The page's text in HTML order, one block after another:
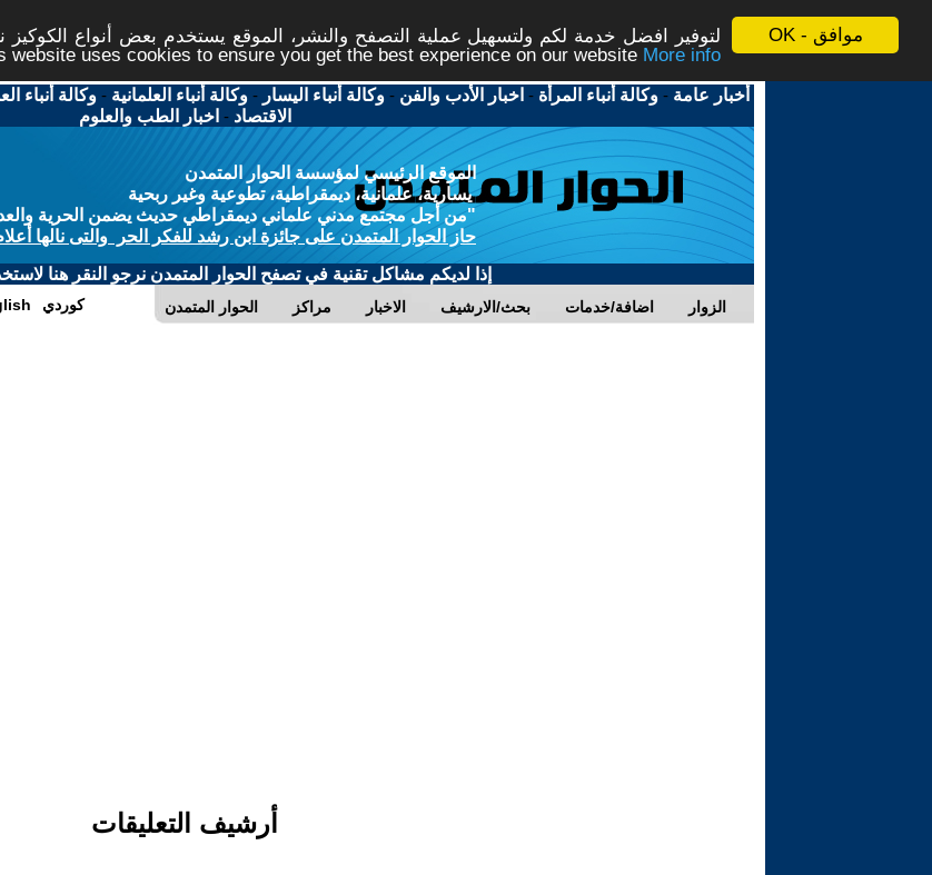
موافق - OK
لتوفير افضل خدمة لكم ولتسهيل عملية التصفح والنشر، الموقع يستخدم بعض أنواع
website uses cookies to ensure you get the best experience on our website More info - المزيد
أخبار عامة -وكالة أنباء المرأة - اخبار الأدب والفن -وكالة أنباء اليسار -وكالة أنباء العلمانية -وكالة أنباء
الاقتصاد - اخبار الطب والعلوم
الموقع الرئيسي لمؤسسة الحوار المتمدن
يسارية، علمانية، ديمقراطية، تطوعية وغير ربحية
"من أجل مجتمع مدني علماني ديمقراطي حديث يضمن الحرية
حاز الحوار المتمدن على جائزة ابن رشد للفكر الحر والتى نالها
إذا لديكم مشاكل تقنية في تصفح الحوار المتمدن نرجو النقر هنا
الحوار المتمدن مراكز الاخبار بحث/الارشيف اضافة/خدمات الزوار كوردي
أرشيف التعليقات